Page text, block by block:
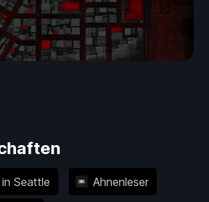
Seattle Ahnenleser